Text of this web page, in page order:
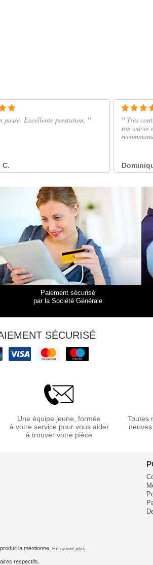
Paiement sécurisé
par la Société Générale
SÉCURISÉ
Une équipe jeune, formée
à votre service pour vous aider
à trouver votre pièce
Toutes
la mentionne. En savoir plus
respectifs.